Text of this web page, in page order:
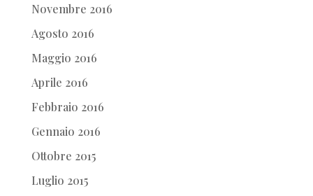
Novembre 2016
Agosto 2016
Maggio 2016
Aprile 2016
Febbraio 2016
Gennaio 2016
Ottobre 2015
Luglio 2015